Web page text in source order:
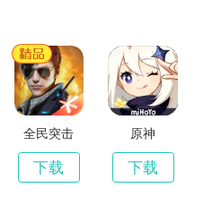
全民突击
下载
原神
下载